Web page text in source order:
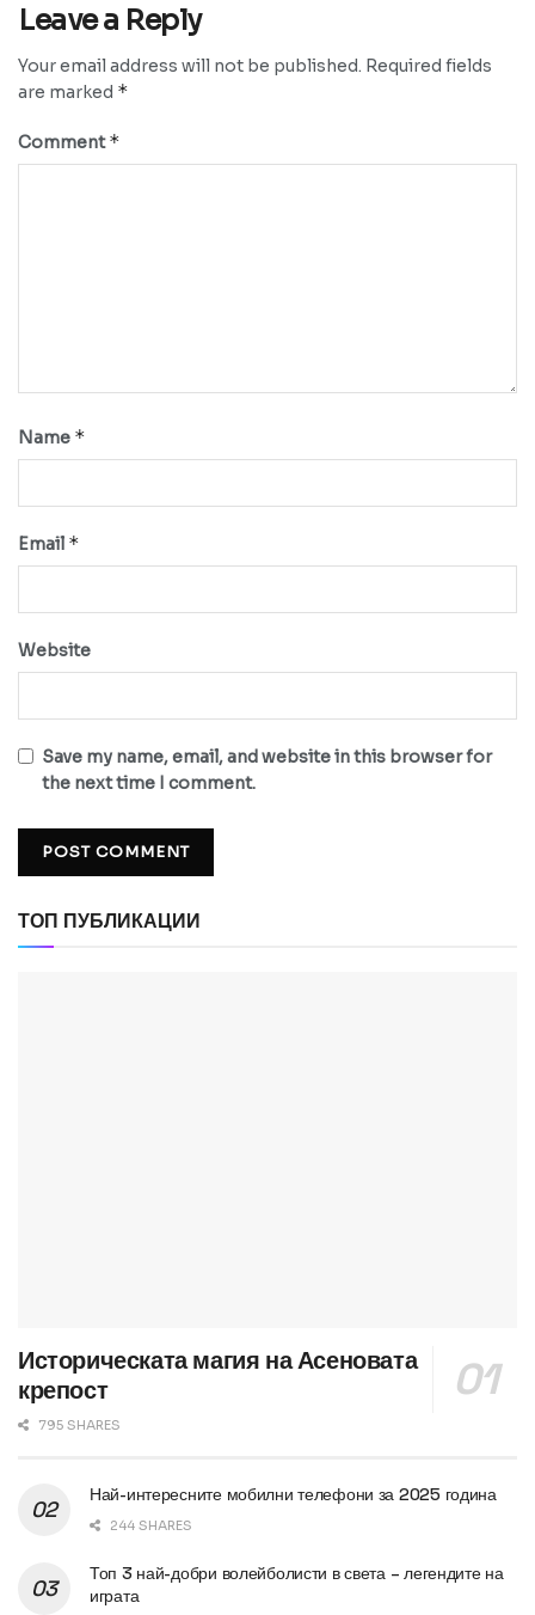
Leave a Reply
Your email address will not be published. Required fields
are marked *
Comment*
Name *
Email *
Website
Save my name, email, and website in this browser for
the next time I comment.
ТОП ПУБЛИКАЦИИ
Историческата магия на Асеновата
крепост
795 SHARES
Най-интересните мобилни телефони за 2025 година
244 SHARES
Топ 3 най-добри волейболисти в света – легендите на
играта